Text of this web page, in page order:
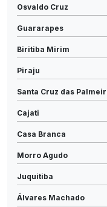
Osvaldo Cruz
Guararapes
Biritiba Mirim
Piraju
Santa Cruz das
Cajati
Casa Branca
Morro Agudo
Juquitiba
Álvares Machado